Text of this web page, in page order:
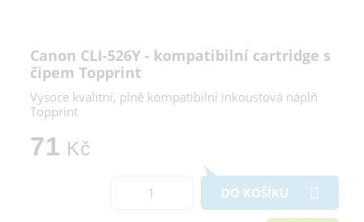
Canon CLI-526Y - kompatibilní cartridge s
čipem Topprint
Vysoce kvalitní, plně kompatibilní inkoustová náplň
Topprint
71 Kč
DO KOŠÍKU